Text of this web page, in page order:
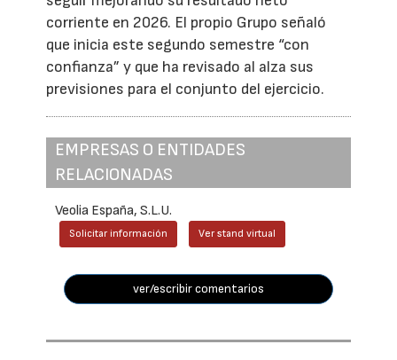
corriente en 2026. El propio Grupo señaló
que inicia este segundo semestre “con
confianza” y que ha revisado al alza sus
previsiones para el conjunto del ejercicio.
EMPRESAS O ENTIDADES
RELACIONADAS
Veolia España, S.L.U.
Solicitar información Ver stand virtual
ver/escribir comentarios